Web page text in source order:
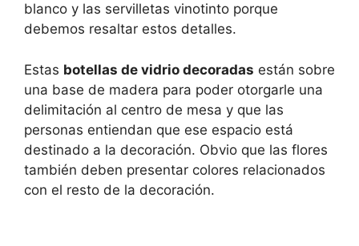
blanco y las servilletas vinotinto porque
debemos resaltar estos detalles.
Estas botellas de vidrio decoradas están sobre
una base de madera para poder otorgarle una
delimitación al centro de mesa y que las
personas entiendan que ese espacio está
destinado a la decoración. Obvio que las flores
también deben presentar colores relacionados
con el resto de la decoración.